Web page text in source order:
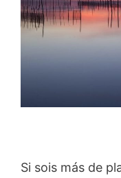
Si sois más de